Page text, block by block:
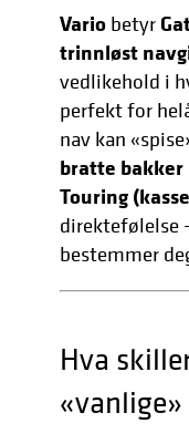
Variobetyr
trinnløst
vedlikehold i
perfekt for
nav kan
bratte
Touring
direktefølelse
bestemmer
Hva